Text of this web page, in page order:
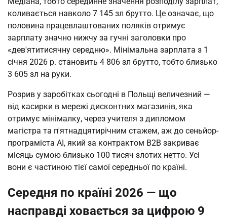
коливається навколо 7 145 зл брутто. Це означає, що
половина працевлаштованих поляків отримує
зарплату значно нижчу за гучні заголовки про
«дев'ятитисячну середню». Мінімальна зарплата з 1
січня 2026 р. становить 4 806 зл брутто, тобто близько
3 605 зл на руки.
Розрив у заробітках сьогодні в Польщі величезний —
від касирки в мережі дисконтних магазинів, яка
отримує мінімалку, через учителя з дипломом
магістра та п'ятнадцятирічним стажем, аж до сеньйор-
програміста AI, який за контрактом B2B закриває
місяць сумою близько 100 тисяч злотих нетто. Усі
вони є частиною тієї самої середньої по країні.
Середня по країні 2026 — що
насправді ховається за цифрою 9